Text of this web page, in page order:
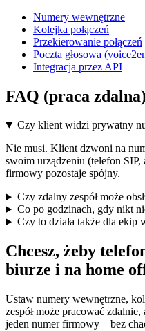
Numery wewnętrzne
Kolejka połączeń
Przekierowanie połączeń
Poczta głosowa
Integracja przez API
FAQ (praca zdalna)
Czy klient widzi prywatny
Nie musi. Klient dzwoni na
swoim urządzeniu (telefon
firmowy pozostaje spójny.
Czy zdalny zespół może
Co po godzinach, gdy nikt
Czy to działa także dla ekip
Chcesz, żeby
biurze i na home
Ustaw numery wewnętrzne,
zespół może pracować
jeden numer firmowy – bez